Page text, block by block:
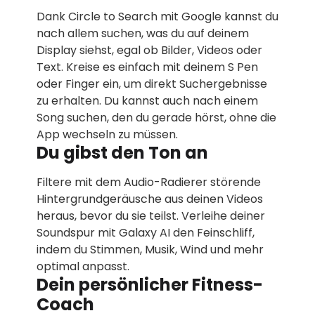
Dank Circle to Search mit Google kannst du
nach allem suchen, was du auf deinem
Display siehst, egal ob Bilder, Videos oder
Text. Kreise es einfach mit deinem S Pen
oder Finger ein, um direkt Suchergebnisse
zu erhalten. Du kannst auch nach einem
Song suchen, den du gerade hörst, ohne die
App wechseln zu müssen.
Du gibst den Ton an
Filtere mit dem Audio-Radierer störende
Hintergrundgeräusche aus deinen Videos
heraus, bevor du sie teilst. Verleihe deiner
Soundspur mit Galaxy AI den Feinschliff,
indem du Stimmen, Musik, Wind und mehr
optimal anpasst.
Dein persönlicher Fitness-
Coach